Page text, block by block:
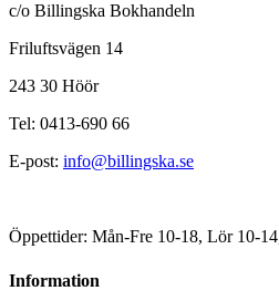
c/o Billingska Bokhandeln
Friluftsvägen 14
243 30 Höör
Tel: 0413-690 66
E-post: info@billingska.se
Öppettider: Mån-Fre 10-18, Lör 10-
Information